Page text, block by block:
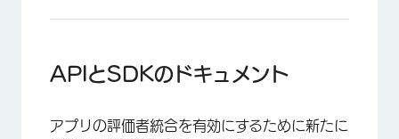
APIとSDKのドキュメント
アプリの評価者統合を有効にするために新たに